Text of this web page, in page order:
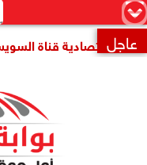
×عاجل قناة السويس: